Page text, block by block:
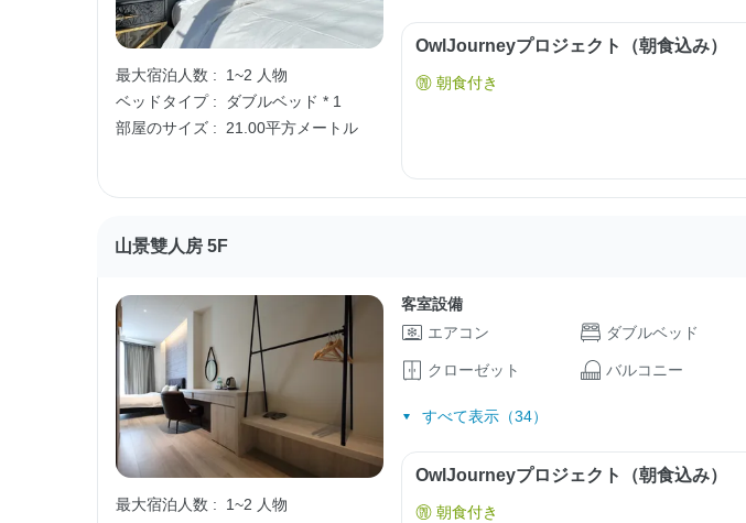
最大宿泊人数 :
1~2 人物
ベッドタイプ :
ダブルベッド * 1
部屋のサイズ :
21.00平方メートル
OwlJourneyプロジェクト（朝食込み）
朝食付き
山景雙人房 5F
最大宿泊人数 :
1~2 人物
客室設備
エアコン
ダブルベッド
クローゼット バルコニー
すべて表示（34）
OwlJourneyプロジェクト（朝食込み）
朝食付き